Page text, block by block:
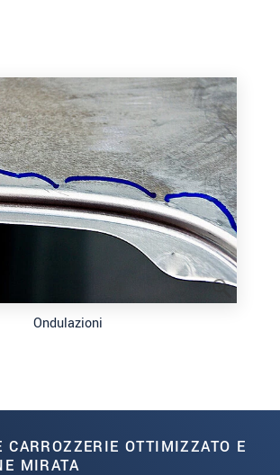
Ondulazioni
CARROZZERIE OTTIMIZZATO E
MIRATA